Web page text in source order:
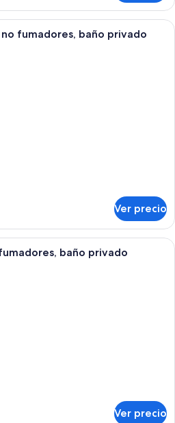
Estudio panorámico, para no
fumadores, baño privado
Ver precio
Estudio superior, para no
baño privado
Ver precio